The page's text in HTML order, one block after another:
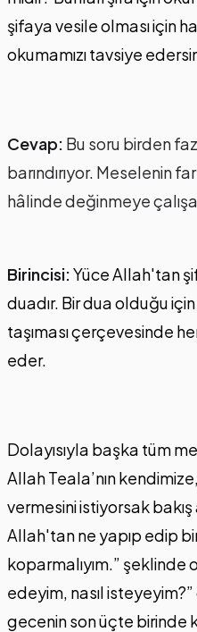
şifaya vesile olması için
okumamızı tavsiye
Cevap: Bu soru birden
barındırıyor. Meselenin
hâlinde değinmeye
Birincisi:Yüce Allah'tan
duadır. Bir dua olduğu
taşıması çerçevesinde
eder.
Dolayısıyla başka tüm
Allah Teala’nın
vermesini istiyorsak bakış
Allah'tan ne yapıp edip
koparmalıyım.” şeklinde
edeyim, nasıl
gecenin son üçte birinde